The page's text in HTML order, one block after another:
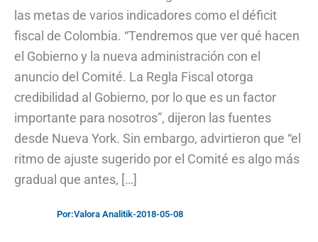
las metas de varios indicadores como el déficit
fiscal de Colombia. “Tendremos que ver qué hacen
el Gobierno y la nueva administración con el
anuncio del Comité. La Regla Fiscal otorga
credibilidad al Gobierno, por lo que es un factor
importante para nosotros”, dijeron las fuentes
desde Nueva York. Sin embargo, advirtieron que “el
ritmo de ajuste sugerido por el Comité es algo más
gradual que antes, […]
Por:Valora Analitik-2018-05-08